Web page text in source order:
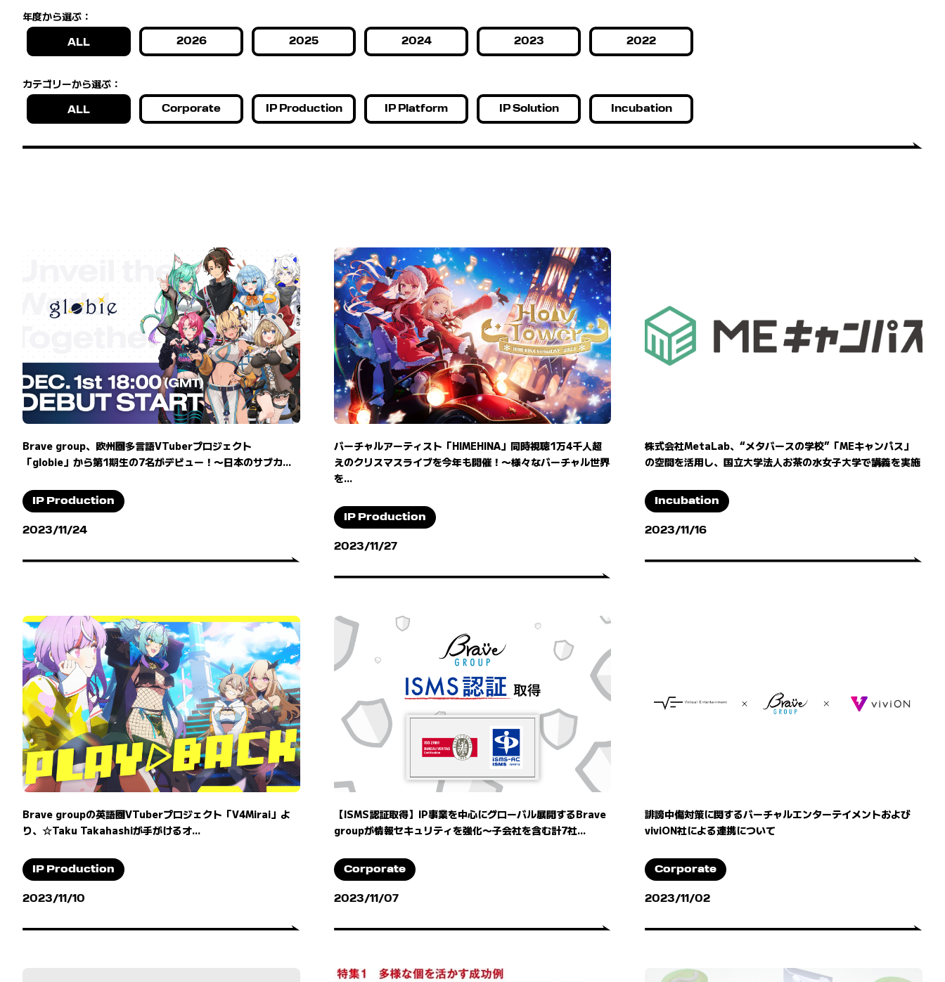
年度から選ぶ：
ALL 2026 2025 2024 2023 2022
カテゴリーから選ぶ：
ALL Corporate IP Production IP Platform IP Solution Incubation
Brave group、欧州圏多言語VTuberプロジェクト
「globie」から第1期生の7名がデビュー！〜日本のサブカ...
IP Production
2023/11/24
バーチャルアーティスト「HIMEHINA」同時視聴1万4千人超
えのクリスマスライブを今年も開催！〜様々なバーチャル世界
を...
IP Production
2023/11/27
株式会社MetaLab、“メタバースの学校”「MEキャンパス」
の空間を活用し、国立大学法人お茶の水女子大学で講義を実施
Incubation
2023/11/16
Brave groupの英語圏VTuberプロジェクト「V4Mirai」よ
り、☆Taku Takahashiが手がけるオ...
IP Production
2023/11/10
【ISMS認証取得】IP事業を中心にグローバル展開するBrave
groupが情報セキュリティを強化〜子会社を含む計7社...
Corporate
2023/11/07
誹謗中傷対策に関するバーチャルエンターテイメントおよび
viviON社による連携について
Corporate
2023/11/02